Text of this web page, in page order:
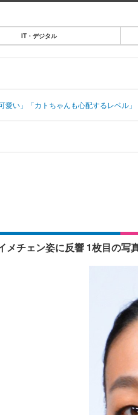
ング
IT・デジタル
い」「カトちゃんも心配するレベル」
メチェン姿に反響 1枚目の写